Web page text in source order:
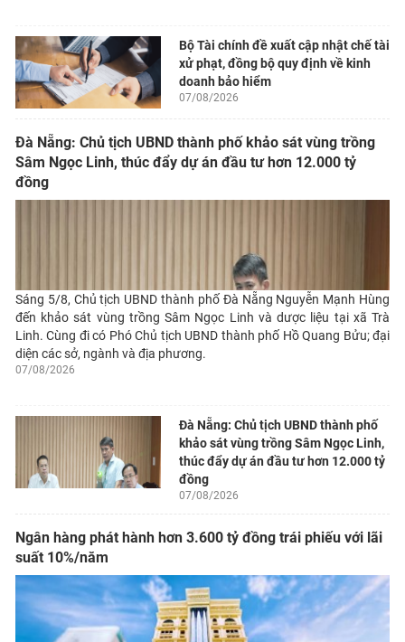
Bộ Tài chính đề xuất cập nhật chế tài
xử phạt, đồng bộ quy định về kinh
doanh bảo hiểm
07/08/2026
Đà Nẵng: Chủ tịch UBND thành phố khảo sát vùng trồng
Sâm Ngọc Linh, thúc đẩy dự án đầu tư hơn 12.000 tỷ
đồng
Sáng 5/8, Chủ tịch UBND thành phố Đà Nẵng Nguyễn Mạnh Hùng
đến khảo sát vùng trồng Sâm Ngọc Linh và dược liệu tại xã Trà
Linh. Cùng đi có Phó Chủ tịch UBND thành phố Hồ Quang Bửu; đại
diện các sở, ngành và địa phương.
07/08/2026
Đà Nẵng: Chủ tịch UBND thành phố
khảo sát vùng trồng Sâm Ngọc Linh,
thúc đẩy dự án đầu tư hơn 12.000 tỷ
đồng
07/08/2026
Ngân hàng phát hành hơn 3.600 tỷ đồng trái phiếu với lãi
suất 10%/năm